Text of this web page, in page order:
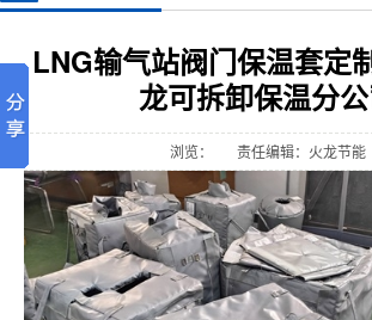
LNG输气站阀门保温套定
龙可拆卸保温分
浏览： 责任编辑：火龙节能